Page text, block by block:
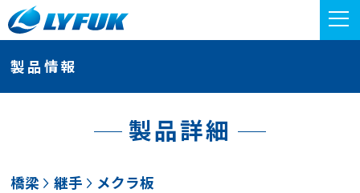
製品情報
製品詳細
橋梁 継手 メクラ板